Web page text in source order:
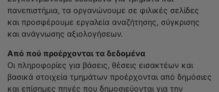
πανεπιστήμια, τα οργανώνουμε σε φιλικές σελίδες
και προσφέρουμε εργαλεία αναζήτησης, σύγκρισης
και ανάγνωσης αξιολογήσεων.
Από πού προέρχονται τα δεδομένα
Οι πληροφορίες για βάσεις, θέσεις εισακτέων και
βασικά στοιχεία τμημάτων προέρχονται από δημόσιες
και επίσημες πηγές που δημοσιεύονται για την